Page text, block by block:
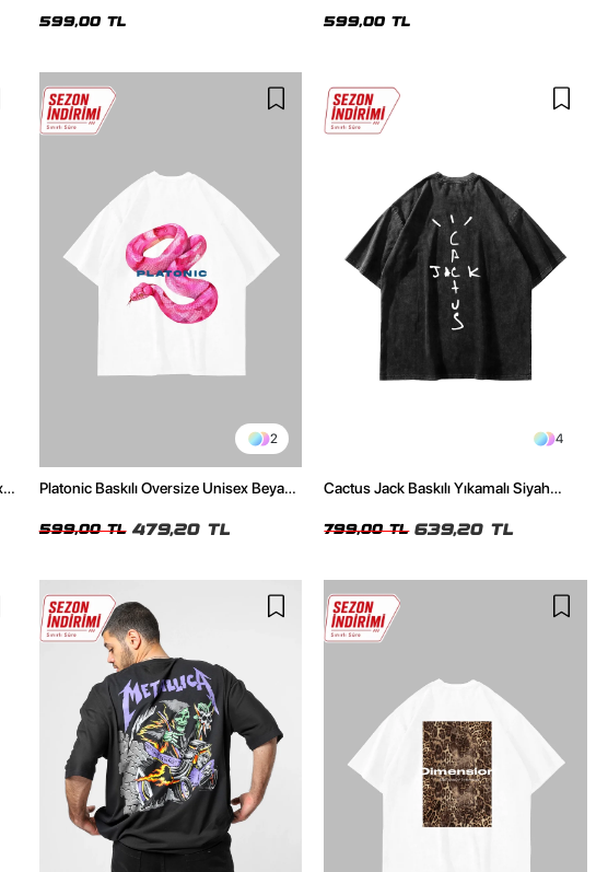
599,00 TL 599,00 TL
2
Platonic Baskılı Oversize Unisex Beyaz
599,00 TL 479,20 TL
4
Cactus Jack Baskılı Yıkamalı Siyah
799,00 TL 639,20 TL